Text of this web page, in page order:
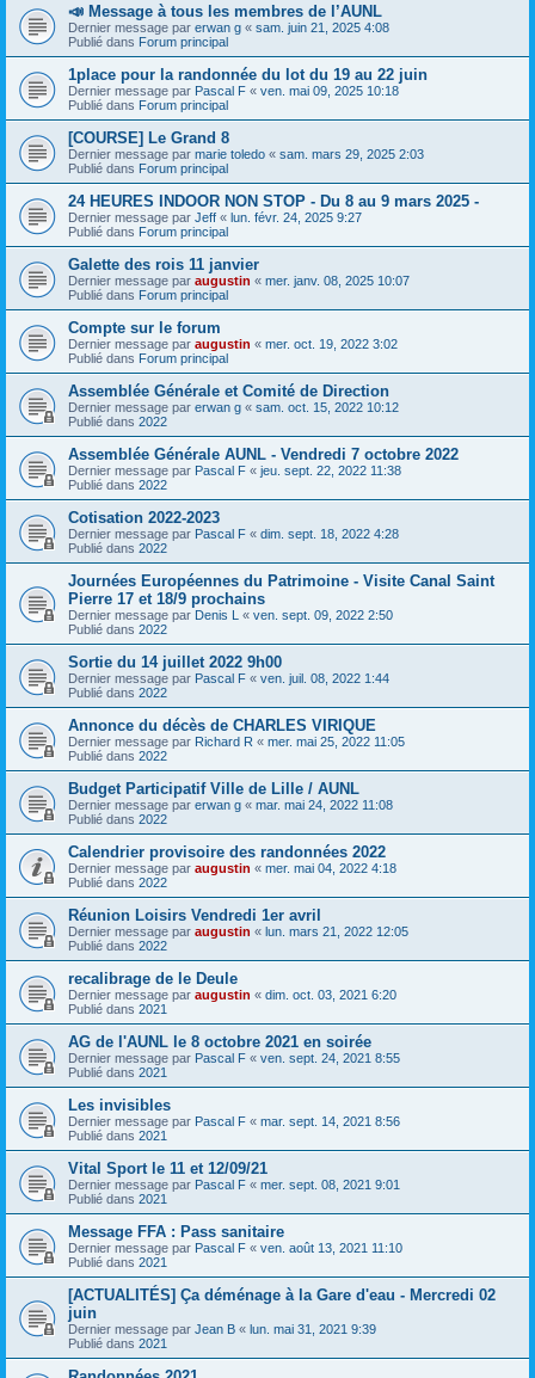
📣 Message à tous les membres de l’AUNL
Dernier message par erwan g « sam. juin 21, 2025 4:08
Publié dans Forum principal
1place pour la randonnée du lot du 19 au 22 juin
Dernier message par Pascal F « ven. mai 09, 2025 10:18
Publié dans Forum principal
[COURSE] Le Grand 8
Dernier message par marie toledo « sam. mars 29, 2025 2:03
Publié dans Forum principal
24 HEURES INDOOR NON STOP - Du 8 au 9 mars 2025 -
Dernier message par Jeff « lun. févr. 24, 2025 9:27
Publié dans Forum principal
Galette des rois 11 janvier
Dernier message par augustin « mer. janv. 08, 2025 10:07
Publié dans Forum principal
Compte sur le forum
Dernier message par augustin « mer. oct. 19, 2022 3:02
Publié dans Forum principal
Assemblée Générale et Comité de Direction
Dernier message par erwan g « sam. oct. 15, 2022 10:12
Publié dans 2022
Assemblée Générale AUNL - Vendredi 7 octobre 2022
Dernier message par Pascal F « jeu. sept. 22, 2022 11:38
Publié dans 2022
Cotisation 2022-2023
Dernier message par Pascal F « dim. sept. 18, 2022 4:28
Publié dans 2022
Journées Européennes du Patrimoine - Visite Canal Saint
Pierre 17 et 18/9 prochains
Dernier message par Denis L « ven. sept. 09, 2022 2:50
Publié dans 2022
Sortie du 14 juillet 2022 9h00
Dernier message par Pascal F « ven. juil. 08, 2022 1:44
Publié dans 2022
Annonce du décès de CHARLES VIRIQUE
Dernier message par Richard R « mer. mai 25, 2022 11:05
Publié dans 2022
Budget Participatif Ville de Lille / AUNL
Dernier message par erwan g « mar. mai 24, 2022 11:08
Publié dans 2022
Calendrier provisoire des randonnées 2022
Dernier message par augustin « mer. mai 04, 2022 4:18
Publié dans 2022
Réunion Loisirs Vendredi 1er avril
Dernier message par augustin « lun. mars 21, 2022 12:05
Publié dans 2022
recalibrage de le Deule
Dernier message par augustin « dim. oct. 03, 2021 6:20
Publié dans 2021
AG de l'AUNL le 8 octobre 2021 en soirée
Dernier message par Pascal F « ven. sept. 24, 2021 8:55
Publié dans 2021
Les invisibles
Dernier message par Pascal F « mar. sept. 14, 2021 8:56
Publié dans 2021
Vital Sport le 11 et 12/09/21
Dernier message par Pascal F « mer. sept. 08, 2021 9:01
Publié dans 2021
Message FFA : Pass sanitaire
Dernier message par Pascal F « ven. août 13, 2021 11:10
Publié dans 2021
[ACTUALITÉS] Ça déménage à la Gare d'eau - Mercredi 02
juin
Dernier message par Jean B « lun. mai 31, 2021 9:39
Publié dans 2021